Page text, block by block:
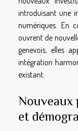
introduisant une
numériques. En
ouvrent de
genevois, elles
intégration
existant.
et